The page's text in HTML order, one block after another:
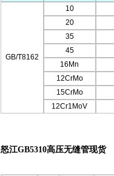
GB/T8162
10
20
35
45
16Mn
12CrMo
15CrMo
12Cr1MoV
怒江GB5310高压无缝管现货